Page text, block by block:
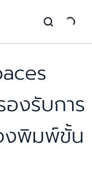
องรับการ
งพิมพ์ขั้น